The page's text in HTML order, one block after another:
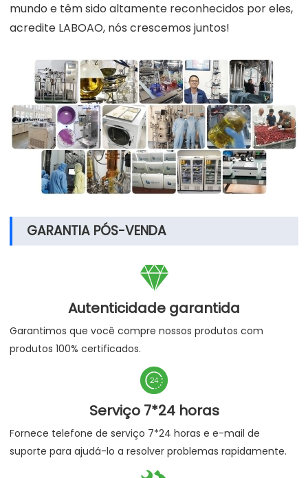
mundo e têm sido altamente reconhecidos por eles,
acredite LABOAO, nós crescemos juntos!
GARANTIA PÓS-VENDA

Autenticidade garantida
Garantimos que você compre nossos produtos com
produtos 100% certificados.

Serviço 7*24 horas
Fornece telefone de serviço 7*24 horas e e-mail de
suporte para ajudá-lo a resolver problemas rapidamente.